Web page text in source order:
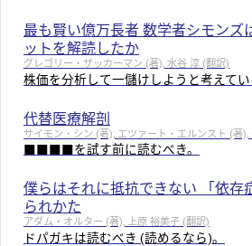
最も賢い億万長者 数学者シモンズ
ットを解読したか
グレゴリー・ザッカーマン (著), 水谷 淳 (翻訳)
株価を分析して一儲けしようと考えてい
代替医療解剖
サイモン・シン (著), エツァート・エルンスト (著),
■■■■を試す前に読むべき。
僕らはそれに抵抗できない 「依存
られかた
アダム・オルター (著), 上原 裕美子 (翻訳)
ドパガキは読むべき (読めるなら)。